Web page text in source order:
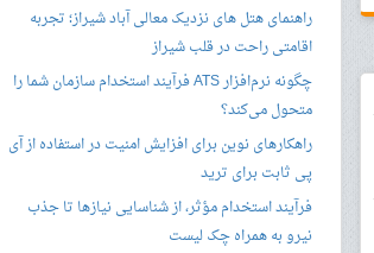
راهنمای هتل های نزدیک معالی آباد شیراز؛ تجربه
اقامتی راحت در قلب شیراز
چگونه نرم‌افزار ATS فرآیند استخدام سازمان شما را
متحول می‌کند؟
راهکارهای نوین برای افزایش امنیت در استفاده از آی
پی ثابت برای ترید
فرآیند استخدام مؤثر، از شناسایی نیازها تا جذب
نیرو به همراه چک لیست